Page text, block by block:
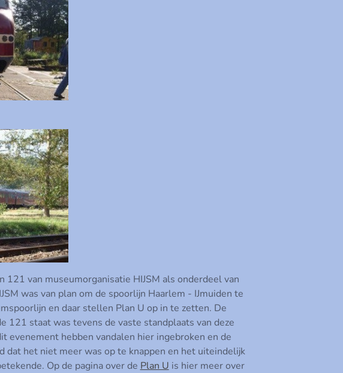
121 van museumorganisatie HIJSM als onderdeel van
was van plan om de spoorlijn Haarlem - IJmuiden te
en daar stellen Plan U op in te zetten. De
121 staat was tevens de vaste standplaats van deze
evenement hebben vandalen hier ingebroken en de
dat het niet meer was op te knappen en het uiteindelijk
Op de pagina over de Plan U is hier meer over